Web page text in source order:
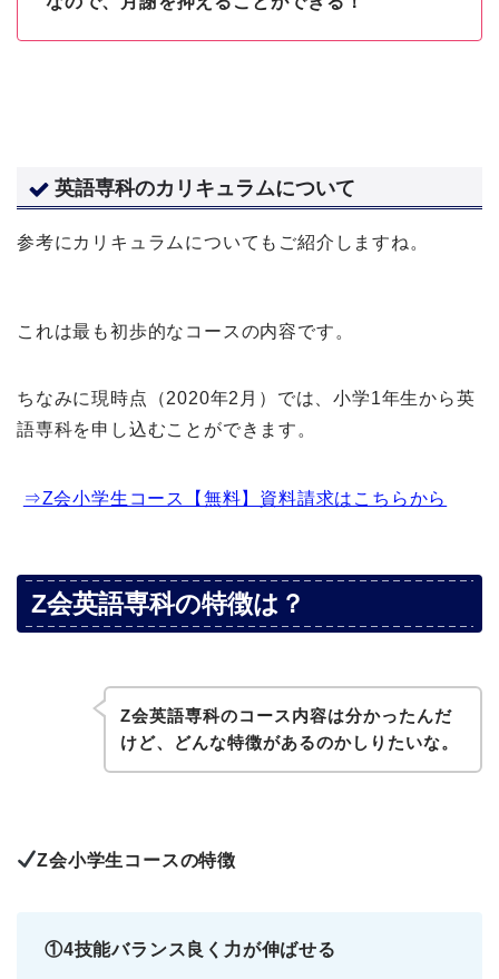
英語専科のカリキュラムについて
参考にカリキュラムについてもご紹介しますね。
これは最も初歩的なコースの内容です。
ちなみに現時点（2020年2月）では、小学1年生から英
語専科を申し込むことができます。
⇒Z会小学生コース【無料】資料請求はこちらから
Z会英語専科の特徴は？
Z会英語専科のコース内容は分かったんだ
けど、どんな特徴があるのかしりたいな。
Z会小学生コースの特徴
①4技能バランス良く力が伸ばせる